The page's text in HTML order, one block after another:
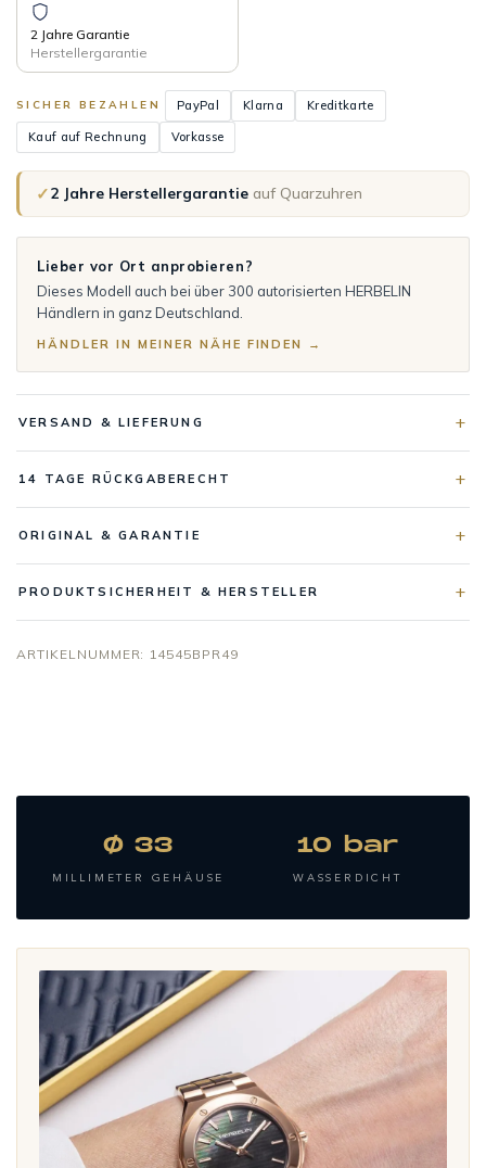
2 Jahre Garantie
Herstellergarantie
SICHER BEZAHLEN PayPal Klarna Kreditkarte
Kauf auf Rechnung Vorkasse
✓2 Jahre Herstellergarantie auf Quarzuhren
Lieber vor Ort anprobieren?
Dieses Modell auch bei über 300 autorisierten HERBELIN
Händlern in ganz Deutschland.
HÄNDLER IN MEINER NÄHE FINDEN →
VERSAND & LIEFERUNG
14 TAGE RÜCKGABERECHT
ORIGINAL & GARANTIE
PRODUKTSICHERHEIT & HERSTELLER
ARTIKELNUMMER: 14545BPR49
Ø 33
MILLIMETER GEHÄUSE
10 bar
WASSERDICHT